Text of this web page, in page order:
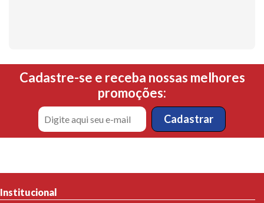
Cadastre-se e receba nossas melhores
promoções:
Institucional